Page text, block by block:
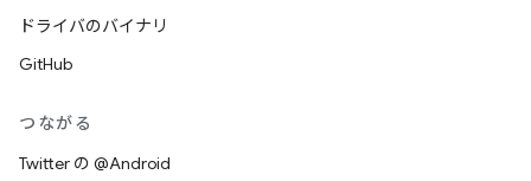
ドライバのバイナリ
GitHub
つながる
Twitter の @Android